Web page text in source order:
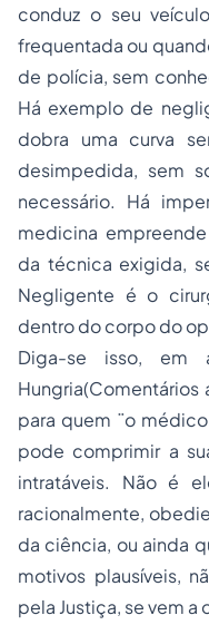
conduz o seu
frequentada ou
de polícia, sem
Há exemplo de
dobra uma curva
desimpedida, sem
necessário. Há
medicina
da técnica exigida,
Negligente é o
dentro do corpo do
Diga-se isso, em
Hungria(Comentários
para quem ¨o
pode comprimir a
intratáveis. Não é
racionalmente,
da ciência, ou ainda
motivos plausíveis,
pela Justiça, se vem